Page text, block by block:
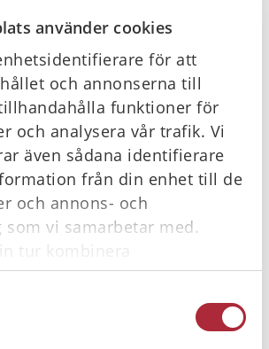
använder cookies
för att
och annonserna till
funktioner för
och analysera vår trafik. Vi
även sådana identifierare
från din enhet till de
och annons- och
som vi samarbetar med.
tur kombinera
med annan information som
har använt deras tjänster.
dokumentation
tips
kursen:
webbutbildning och
Mer information skickas efter
på 8 timmar (1 timma